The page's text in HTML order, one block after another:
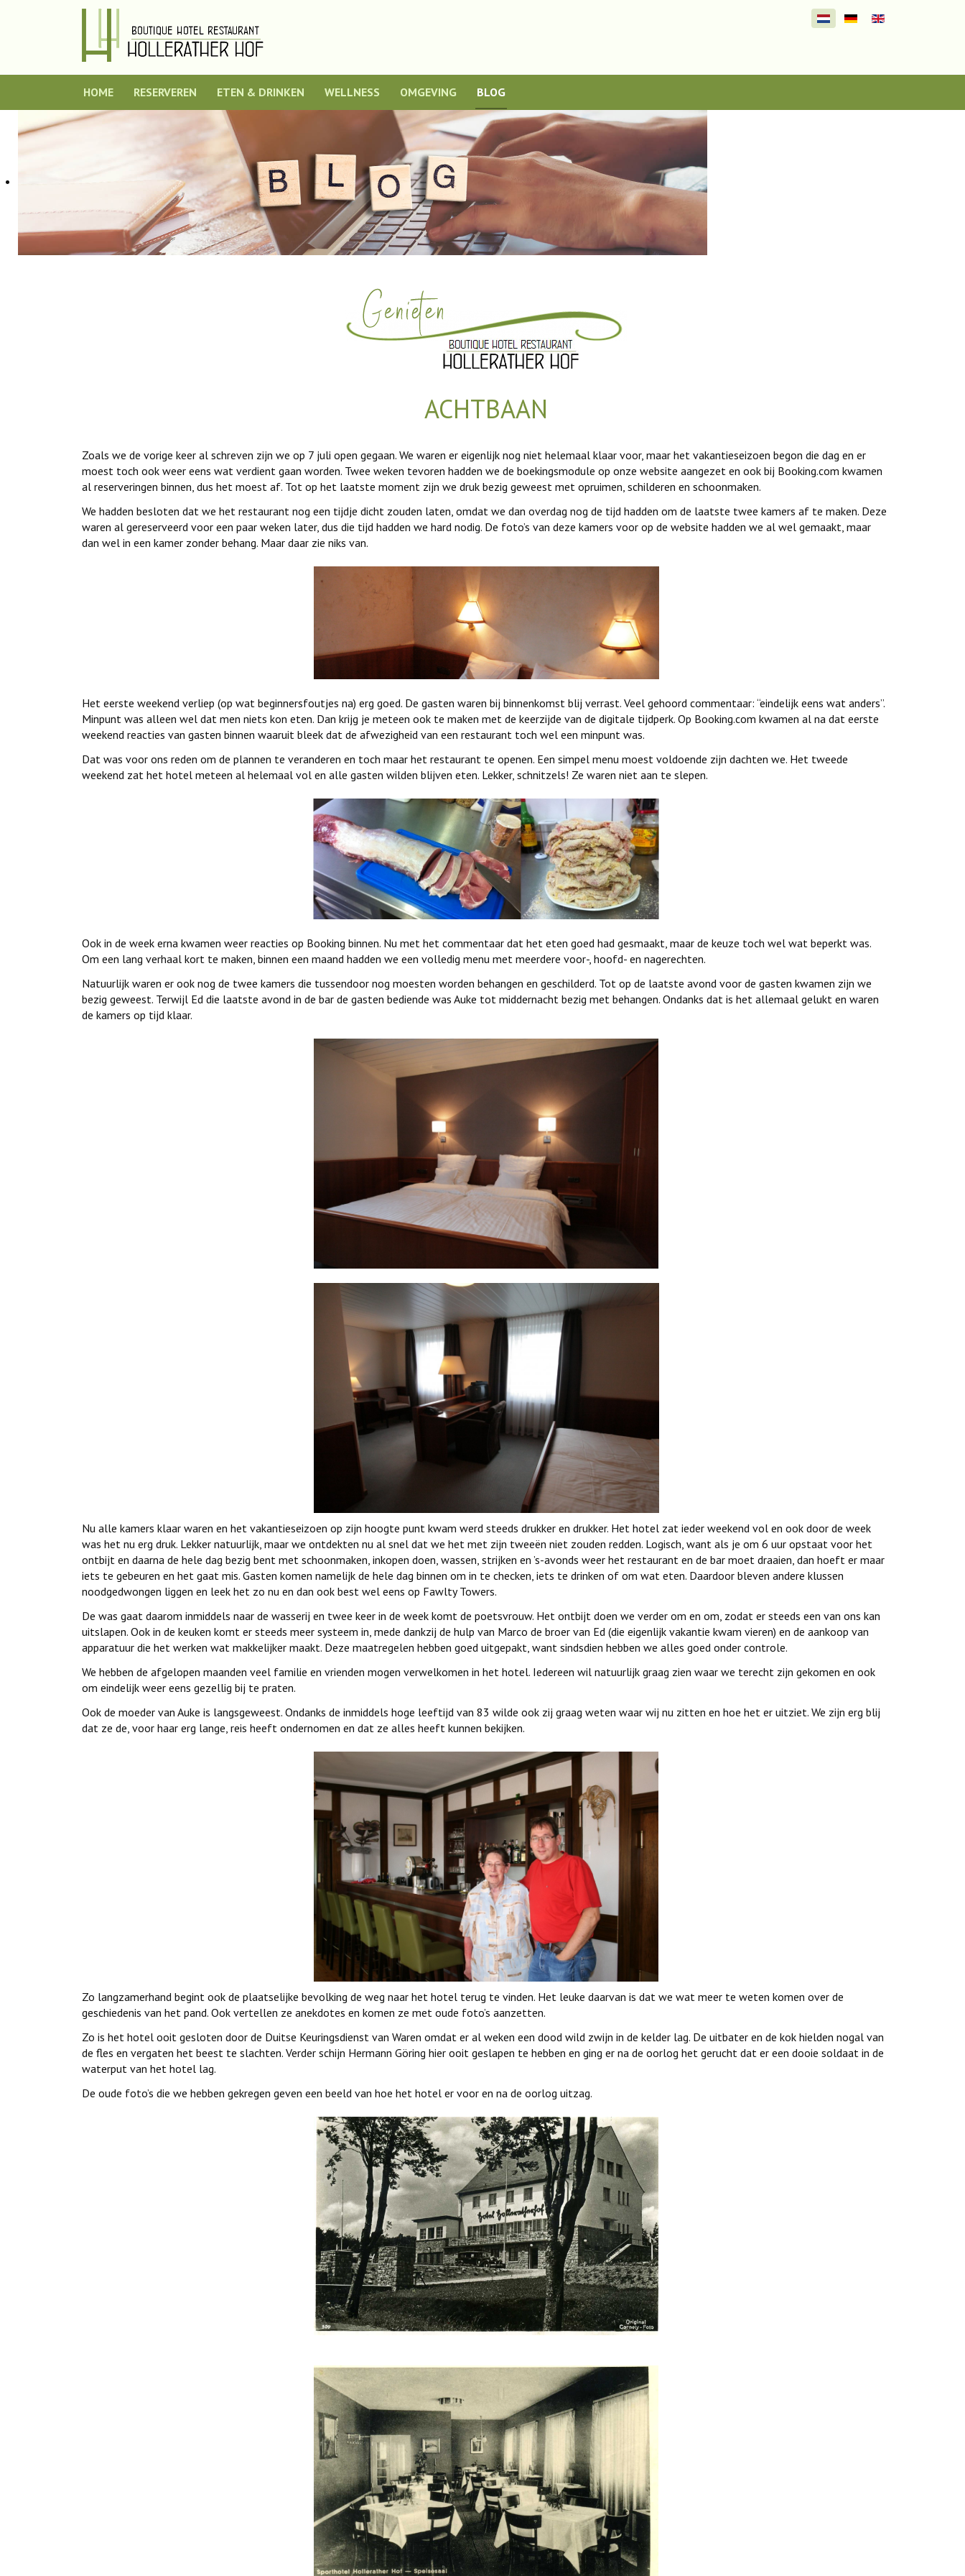
Selecteer de taal
HOME RESERVEREN ETEN & DRINKEN WELLNESS OMGEVING BLOG
ACHTBAAN
Zoals we de vorige keer al schreven zijn we op 7 juli open gegaan. We waren er eigenlijk nog niet helemaal klaar voor, maar het vakantieseizoen begon die dag en er
moest toch ook weer eens wat verdient gaan worden. Twee weken tevoren hadden we de boekingsmodule op onze website aangezet en ook bij Booking.com kwamen
al reserveringen binnen, dus het moest af. Tot op het laatste moment zijn we druk bezig geweest met opruimen, schilderen en schoonmaken.
We hadden besloten dat we het restaurant nog een tijdje dicht zouden laten, omdat we dan overdag nog de tijd hadden om de laatste twee kamers af te maken. Deze
waren al gereserveerd voor een paar weken later, dus die tijd hadden we hard nodig. De foto’s van deze kamers voor op de website hadden we al wel gemaakt, maar
dan wel in een kamer zonder behang. Maar daar zie niks van.
Het eerste weekend verliep (op wat beginnersfoutjes na) erg goed. De gasten waren bij binnenkomst blij verrast. Veel gehoord commentaar: “eindelijk eens wat anders”.
Minpunt was alleen wel dat men niets kon eten. Dan krijg je meteen ook te maken met de keerzijde van de digitale tijdperk. Op Booking.com kwamen al na dat eerste
weekend reacties van gasten binnen waaruit bleek dat de afwezigheid van een restaurant toch wel een minpunt was.
Dat was voor ons reden om de plannen te veranderen en toch maar het restaurant te openen. Een simpel menu moest voldoende zijn dachten we. Het tweede
weekend zat het hotel meteen al helemaal vol en alle gasten wilden blijven eten. Lekker, schnitzels! Ze waren niet aan te slepen.
Ook in de week erna kwamen weer reacties op Booking binnen. Nu met het commentaar dat het eten goed had gesmaakt, maar de keuze toch wel wat beperkt was.
Om een lang verhaal kort te maken, binnen een maand hadden we een volledig menu met meerdere voor-, hoofd- en nagerechten.
Natuurlijk waren er ook nog de twee kamers die tussendoor nog moesten worden behangen en geschilderd. Tot op de laatste avond voor de gasten kwamen zijn we
bezig geweest. Terwijl Ed die laatste avond in de bar de gasten bediende was Auke tot middernacht bezig met behangen. Ondanks dat is het allemaal gelukt en waren
de kamers op tijd klaar.
Nu alle kamers klaar waren en het vakantieseizoen op zijn hoogte punt kwam werd steeds drukker en drukker. Het hotel zat ieder weekend vol en ook door de week
was het nu erg druk. Lekker natuurlijk, maar we ontdekten nu al snel dat we het met zijn tweeën niet zouden redden. Logisch, want als je om 6 uur opstaat voor het
ontbijt en daarna de hele dag bezig bent met schoonmaken, inkopen doen, wassen, strijken en ’s-avonds weer het restaurant en de bar moet draaien, dan hoeft er maar
iets te gebeuren en het gaat mis. Gasten komen namelijk de hele dag binnen om in te checken, iets te drinken of om wat eten. Daardoor bleven andere klussen
noodgedwongen liggen en leek het zo nu en dan ook best wel eens op Fawlty Towers.
De was gaat daarom inmiddels naar de wasserij en twee keer in de week komt de poetsvrouw. Het ontbijt doen we verder om en om, zodat er steeds een van ons kan
uitslapen. Ook in de keuken komt er steeds meer systeem in, mede dankzij de hulp van Marco de broer van Ed (die eigenlijk vakantie kwam vieren) en de aankoop van
apparatuur die het werken wat makkelijker maakt. Deze maatregelen hebben goed uitgepakt, want sindsdien hebben we alles goed onder controle.
We hebben de afgelopen maanden veel familie en vrienden mogen verwelkomen in het hotel. Iedereen wil natuurlijk graag zien waar we terecht zijn gekomen en ook
om eindelijk weer eens gezellig bij te praten.
Ook de moeder van Auke is langsgeweest. Ondanks de inmiddels hoge leeftijd van 83 wilde ook zij graag weten waar wij nu zitten en hoe het er uitziet. We zijn erg blij
dat ze de, voor haar erg lange, reis heeft ondernomen en dat ze alles heeft kunnen bekijken.
Zo langzamerhand begint ook de plaatselijke bevolking de weg naar het hotel terug te vinden. Het leuke daarvan is dat we wat meer te weten komen over de
geschiedenis van het pand. Ook vertellen ze anekdotes en komen ze met oude foto’s aanzetten.
Zo is het hotel ooit gesloten door de Duitse Keuringsdienst van Waren omdat er al weken een dood wild zwijn in de kelder lag. De uitbater en de kok hielden nogal van
de fles en vergaten het beest te slachten. Verder schijn Hermann Göring hier ooit geslapen te hebben en ging er na de oorlog het gerucht dat er een dooie soldaat in de
waterput van het hotel lag.
De oude foto’s die we hebben gekregen geven een beeld van hoe het hotel er voor en na de oorlog uitzag.